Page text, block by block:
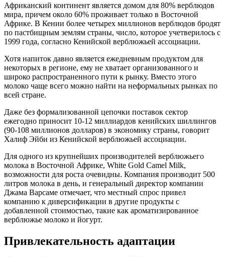
Африканский континент является домом для 80% верблюдов
мира, причем около 60% проживает только в Восточной
Африке. В Кении более четырех миллионов верблюдов бродят
по пастбищным землям страны, число, которое учетверилось с
1999 года, согласно Кенийской верблюжьей ассоциации.
Хотя напиток давно является ежедневным продуктом для
некоторых в регионе, ему не хватает организованного и
широко распространенного пути к рынку. Вместо этого
молоко чаще всего можно найти на неформальных рынках по
всей стране.
Даже без формализованной цепочки поставок сектор
ежегодно приносит 10-12 миллиардов кенийских шиллингов
(90-108 миллионов долларов) в экономику страны, говорит
Халиф Эйби из Кенийской верблюжьей ассоциации.
Для одного из крупнейших производителей верблюжьего
молока в Восточной Африке, White Gold Camel Milk,
возможности для роста очевидны. Компания производит 500
литров молока в день, и генеральный директор компании
Джама Варсаме отмечает, что местный спрос привел
компанию к диверсификации в другие продукты с
добавленной стоимостью, такие как ароматизированное
верблюжье молоко и йогурт.
Привлекательность адаптации